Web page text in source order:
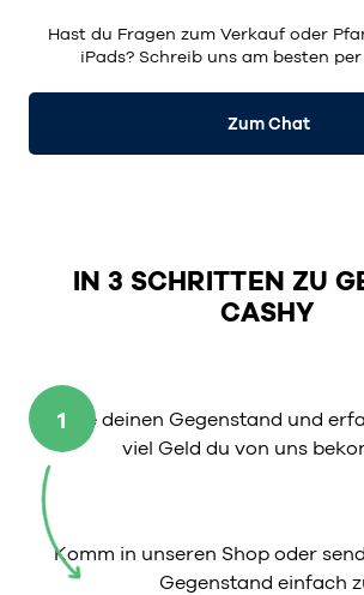
Hast du Fragen zum Verkauf oder
iPads? Schreib uns am besten per
Zum Chat
IN 3 SCHRITTEN ZU
CASHY
1
Wähle deinen Gegenstand und
viel Geld du von uns
Komm in unseren Shop oder
Gegenstand einfach